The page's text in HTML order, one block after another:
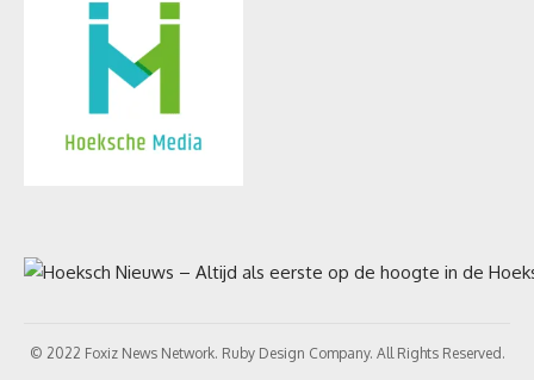
© 2022 Foxiz News Network. Ruby Design Company. All Rights Reserved.